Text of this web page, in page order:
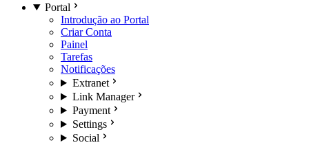
Portal
Introdução ao Portal
Criar Conta
Painel
Tarefas
Notificações
Extranet
Link Manager
Payment
Settings
Social